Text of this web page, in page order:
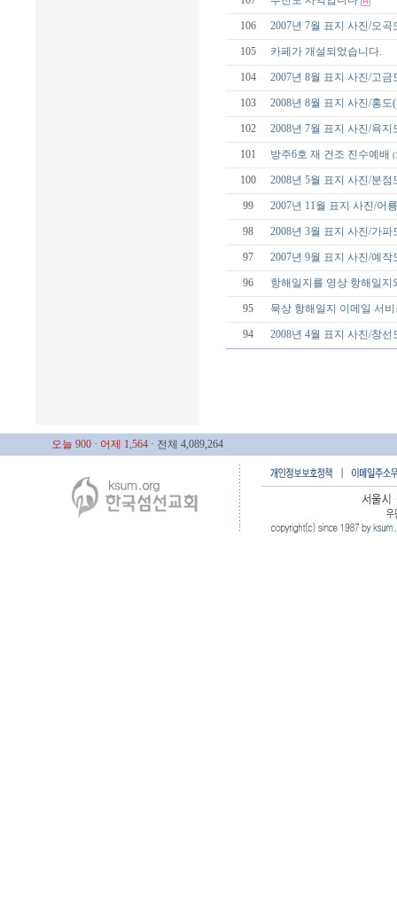
106 2007년 7월 표지 사진/오
105 카페가 개설되었습니다.
104 2007년 8월 표지 사진/고
103 2008년 8월 표지 사진/홍
102 2008년 7월 표지 사진/욕
101 방주6호 재 건조 진수예배
100 2008년 5월 표지 사진/분
99 2007년 11월 표지 사진/어
98 2008년 3월 표지 사진/가
97 2007년 9월 표지 사진/예
96 항해일지를 영상 항해일
95 묵상 항해일지 이메일 서
94 2008년 4월 표지 사진/창
오늘 900 · 어제 1,564 · 전체 4,089,264